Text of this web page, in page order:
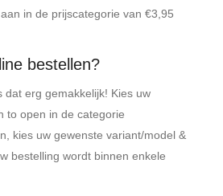
in de prijscategorie van €3,95
bestellen?
dat erg gemakkelijk! Kies uw
to open in de categorie
kies uw gewenste variant/model &
bestelling wordt binnen enkele